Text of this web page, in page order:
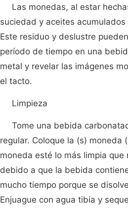
Las monedas, al estar
suciedad y aceites
Este residuo y deslustre
período de tiempo en una
metal y revelar las imágenes
el tacto.
Limpieza
Tome una bebida
regular. Coloque la (s) moneda
moneda esté lo más limpia
debido a que la bebida
mucho tiempo porque se
Enjuague con agua tibia y